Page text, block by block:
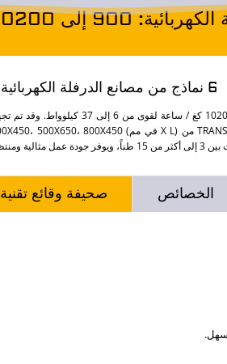
إلى 10200 كجم / ساعة
6 نماذج من مصانع الدرفلة الكهربائية
عالية.
صحيفة وقائع تقنية الخصائص
سهل.